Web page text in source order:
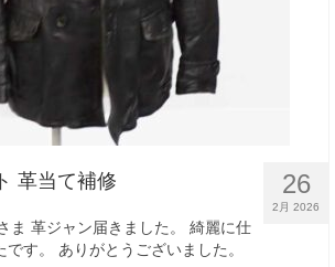
26
2月 2026
革当て補修
ま 革ジャン届きました。 綺麗に仕
です。 ありがとうございました。